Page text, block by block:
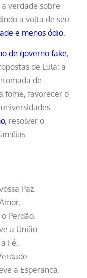
verdade sobre
a volta de seu
e menos ódio
de governo fake,
de Lula: a
de
fome, favorecer o
, resolver o
Paz.
Perdão.
a União.
Fé.
a Esperança.